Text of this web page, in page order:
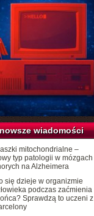
wiadomości
mitochondrialne –
typ patologii w mózgach
na Alzheimera
się dzieje w organizmie
podczas zaćmienia
Sprawdzą to uczeni z